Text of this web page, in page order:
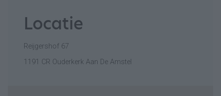
Locatie
Reijgershof 67
1191 CR Ouderkerk Aan De Amstel